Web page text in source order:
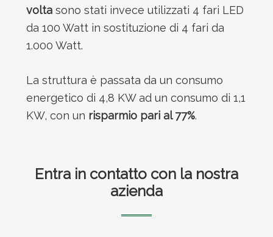
voltasono stati invece utilizzati 4 fari LED
da 100 Watt in sostituzione di 4 fari da
1.000 Watt.
La struttura è passata da un consumo
energetico di 4,8 KW ad un consumo di 1,1
KW, con un risparmio pari al 77%.
Entra in contatto con la nostra
azienda